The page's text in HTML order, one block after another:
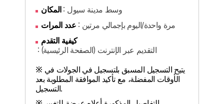
المكان
: وسط مدينة سيول
عدد المرات
: مرة واحدة/اليوم بإجمالي مرتين
كيفية التقدم
: التقديم عبر الإنترنت (الصفحة الرئيسية)
※ يتيح التسجيل المسبق بلتسجيل في الجولات في
الأوقات المفضلة، مع تأكيد الموافقة المطلوبة بعد
التسجيل.